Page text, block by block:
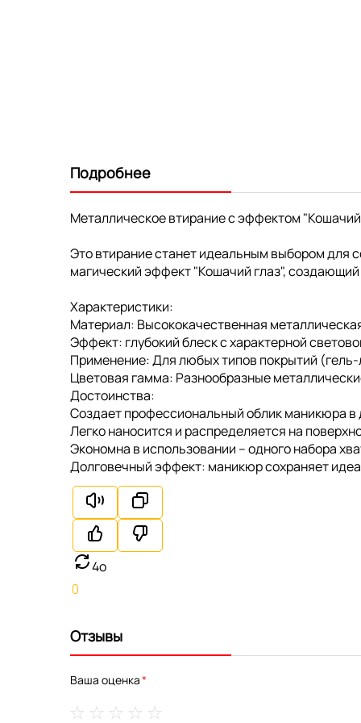
Подробнее
Металлическое втирание с эффектом "Кошачий
Это втирание станет идеальным выбором для
магический эффект "Кошачий глаз", создающий
Характеристики:
Материал: Высококачественная
Эффект: глубокий блеск с характерной
Применение: Для любых типов покрытий (гель-
Цветовая гамма: Разнообразные
Достоинства:
Создает профессиональный облик маникюра в
Легко наносится и распределяется на
Экономна в использовании – одного набора
Долговечный эффект: маникюр сохраняет
4o
Отзывы
Ваша оценка